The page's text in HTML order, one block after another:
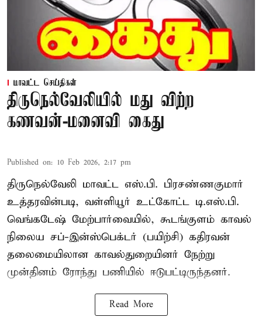
மாவட்ட செய்திகள்
திருநெல்வேலியில் மது விற்ற
கணவன்-மனைவி கைது
Published on: 10 Feb 2026, 2:17 pm
திருநெல்வேலி மாவட்ட எஸ்.பி. பிரசண்ணகுமார்
உத்தரவின்படி, வள்ளியூர் உட்கோட்ட டி.எஸ்.பி.
வெங்கடேஷ் மேற்பார்வையில், கூடங்குளம் காவல்
நிலைய சப்-இன்ஸ்பெக்டர் (பயிற்சி) கதிரவன்
தலைமையிலான காவல்துறையினர் நேற்று
முன்தினம் ரோந்து பணியில் ஈடுபட்டிருந்தனர்.
Read More